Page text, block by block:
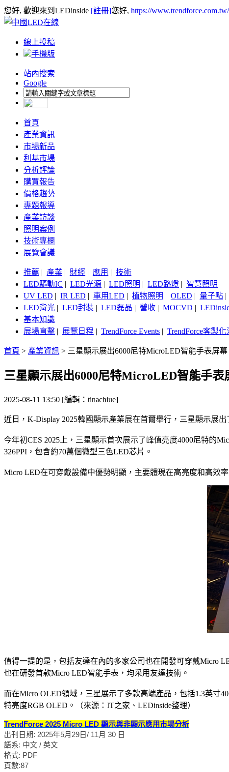
您好, 歡迎來到LEDinside [註冊]您好, https://
線上投稿
手機版
站內搜索
Google
首頁
產業資訊
市場新品
利基市場
分析評論
購買報告
價格趨勢
專題報導
產業訪談
照明案例
技術專欄
展覽會議
推薦 | 產業 | 財經 | 應用 | 技術
LED驅動IC | LED光源 | LED照明 | LED路燈 | 智慧照明
UV LED | IR LED | 車用LED | 植物照明 | OLED | 量子點 |
LED背光 | LED封裝 | LED磊晶 | 營收 | MOCVD |
基本知識
展場直擊 | 展覽日程 | TrendForce Events | TrendForce客製化
首頁 > 產業資訊 > 三星顯示展出6000尼特MicroLED智能手表屏幕
三星顯示展出6000尼特MicroLED智能手表
2025-08-11 13:50 [編輯：tinachiue]
近日，K-Display 2025韓國顯示產業展在首爾舉行，三星顯示展
今年初CES 2025上，三星顯示首次展示了峰值亮度4000尼特的
326PPI，包含約70萬個微型三色LED芯片。
Micro LED在可穿戴設備中優勢明顯，主要體現在高亮度和高效
值得一提的是，包括友達在內的多家公司也在開發可穿戴Micro
也在研發首款Micro LED智能手表，均采用友達技術。
而在Micro OLED領域，三星展示了多款高端產品，包括1.3英寸
特亮度RGB OLED。（來源：IT之家、LEDinside整理）
TrendForce 2025 Micro LED 顯示與非顯示應用市場分析
出刊日期: 2025年5月29日/ 11月 30 日
語系: 中文 / 英文
格式: PDF
頁數:87